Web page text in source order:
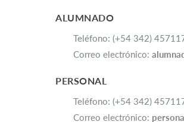
ALUMNADO
Teléfono: (+54 342)
Correo electrónico:
PERSONAL
Teléfono: (+54 342)
Correo electrónico: